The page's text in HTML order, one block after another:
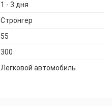
1 - 3 дня
Стронгер
55
300
Легковой автомобиль